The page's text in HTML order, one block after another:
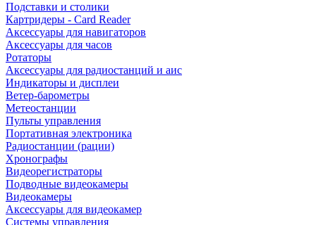
Подставки и столики
Картридеры - Card Reader
Аксессуары для навигаторов
Аксессуары для часов
Ротаторы
Аксессуары для радиостанций и аис
Индикаторы и дисплеи
Ветер-барометры
Метеостанции
Пульты управления
Портативная электроника
Радиостанции (рации)
Хронографы
Видеорегистраторы
Подводные видеокамеры
Видеокамеры
Аксессуары для видеокамер
Системы управления